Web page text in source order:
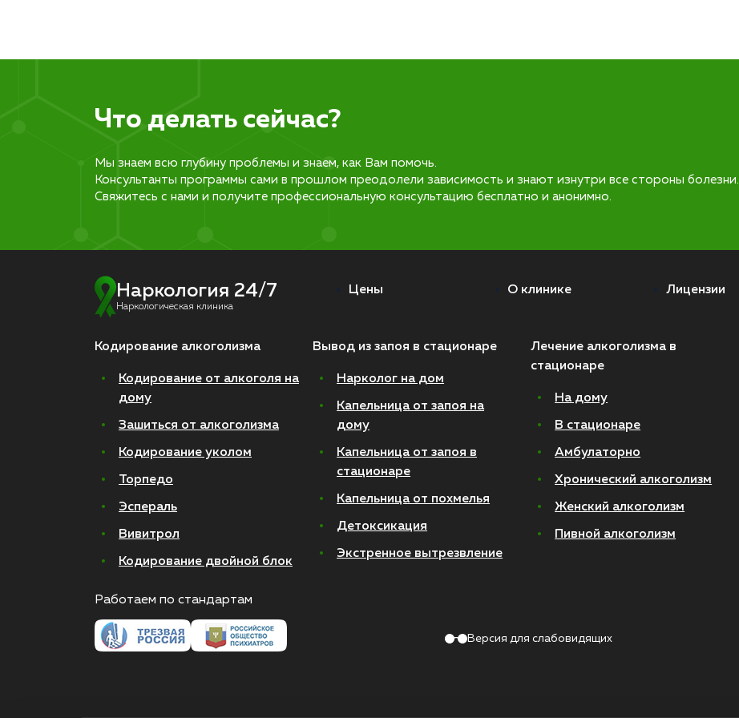
Что делать сейчас?
Мы знаем всю глубину проблемы и знаем, как Вам помочь.
Консультанты программы сами в прошлом преодолели зависимость и знают изнутри все стороны болезни.
Свяжитесь с нами и получите профессиональную консультацию бесплатно и анонимно.
Наркология 24/7
Наркологическая клиника
Цены О клинике Лицензии
Кодирование алкоголизма
Кодирование от алкоголя на
дому
Зашиться от алкоголизма
Кодирование уколом
Торпедо
Эспераль
Вивитрол
Кодирование двойной блок
Вывод из запоя в стационаре
Нарколог на дом
Капельница от запоя на
дому
Капельница от запоя в
стационаре
Капельница от похмелья
Детоксикация
Экстренное вытрезвление
Лечение алкоголизма в
стационаре
На дому
В стационаре
Амбулаторно
Хронический алкоголизм
Женский алкоголизм
Пивной алкоголизм
Работаем по стандартам
Версия для слабовидящих